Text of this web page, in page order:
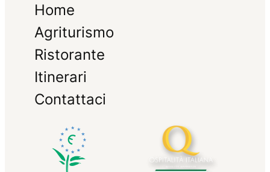
Home
Agriturismo
Ristorante
Itinerari
Contattaci